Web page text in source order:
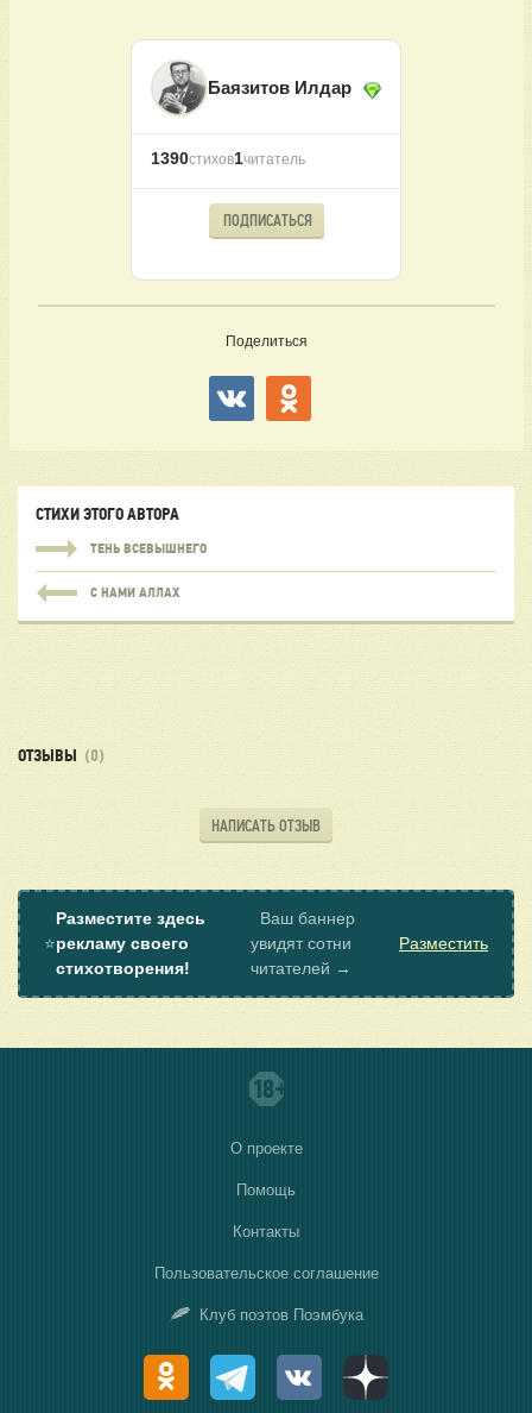
Баязитов Илдар
1390стихов1читатель
ПОДПИСАТЬСЯ
Поделиться
СТИХИ ЭТОГО АВТОРА
ТЕНЬ ВСЕВЫШНЕГО
С НАМИ АЛЛАХ
ОТЗЫВЫ (0)
НАПИСАТЬ ОТЗЫВ
⭐
Разместите здесь
рекламу своего
стихотворения!
Ваш баннер
увидят сотни
читателей →
Разместить
О проекте
Помощь
Контакты
Пользовательское соглашение
Клуб поэтов Поэмбука